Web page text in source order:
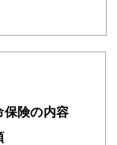
保険の内容